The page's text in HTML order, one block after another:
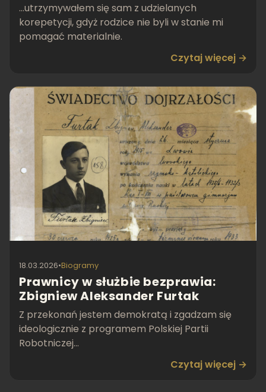
...utrzymywałem się sam z udzielanych
korepetycji, gdyż rodzice nie byli w stanie mi
pomagać materialnie.
Czytaj więcej →
18.03.2026•Biogramy
Prawnicy w służbie bezprawia:
Zbigniew Aleksander Furtak
Z przekonań jestem demokratą i zgadzam się
ideologicznie z programem Polskiej Partii
Robotniczej...
Czytaj więcej →